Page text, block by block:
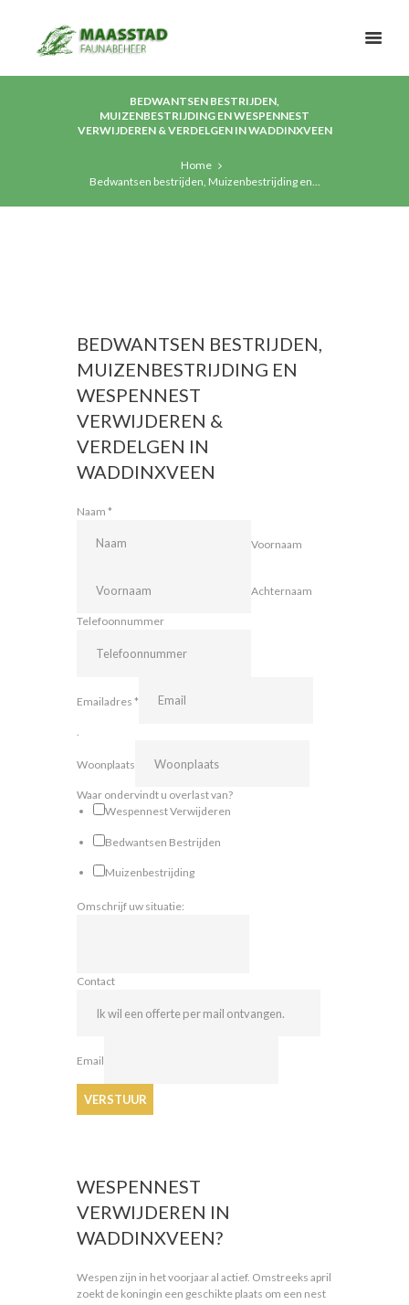
BEDWANTSEN BESTRIJDEN,
MUIZENBESTRIJDING EN WESPENNEST
VERWIJDEREN & VERDELGEN IN WADDINXVEEN
Home
Bedwantsen bestrijden, Muizenbestrijding en...
BEDWANTSEN BESTRIJDEN,
MUIZENBESTRIJDING EN
WESPENNEST
VERWIJDEREN &
VERDELGEN IN
WADDINXVEEN
Naam *
Voornaam
Achternaam
Telefoonnummer
Emailadres *
.
Woonplaats
Waar ondervindt u overlast van?
Wespennest Verwijderen
Bedwantsen Bestrijden
Muizenbestrijding
Omschrijf uw situatie:
Contact
Email
VERSTUUR
WESPENNEST
VERWIJDEREN IN
WADDINXVEEN?
Wespen zijn in het voorjaar al actief. Omstreeks april
zoekt de koningin een geschikte plaats om een nest